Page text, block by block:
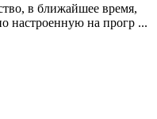
в ближайшее время,
настроенную на прогр ...